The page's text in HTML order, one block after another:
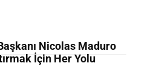
Nicolas Maduro
İçin Her Yolu